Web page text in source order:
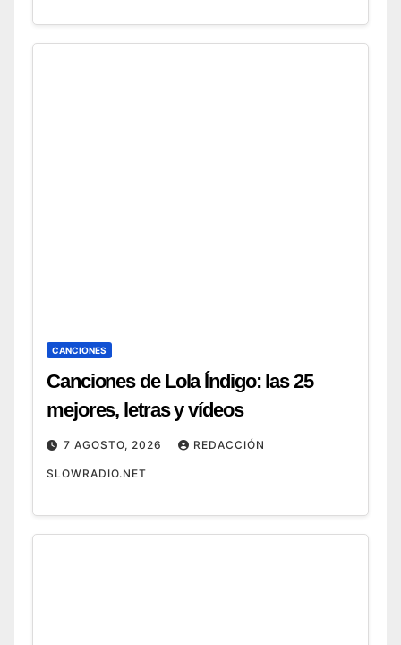
CANCIONES
Canciones de Lola Índigo: las 25
mejores, letras y vídeos
7 AGOSTO, 2026 REDACCIÓN
SLOWRADIO.NET